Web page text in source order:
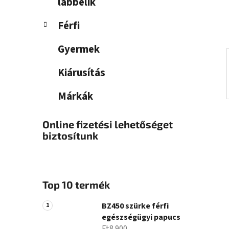
e
Férfi
Gyermek
Kiárusítás
Márkák
Online fizetési lehetőséget
biztosítunk
Top 10 termék
BZ450 szürke férfi
egészségügyi papucs